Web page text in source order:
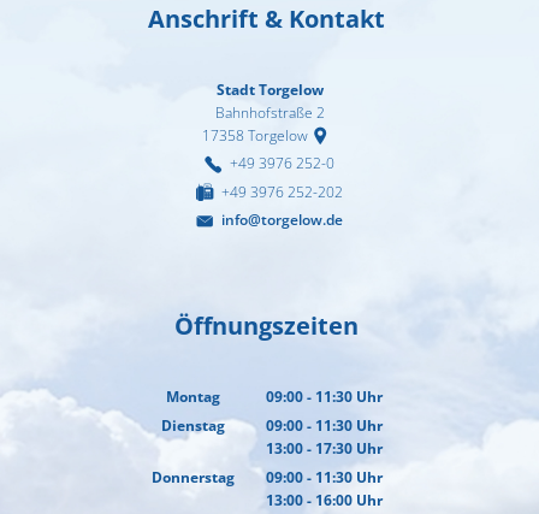
Anschrift & Kontakt
Stadt Torgelow
Bahnhofstraße 2
17358 Torgelow
+49 3976 252-0
+49 3976 252-202
info@torgelow.de
Öffnungszeiten
Montag 09:00- 11:30Uhr
Von 09:00 bis 11:30 Uhr
Dienstag 09:00- 11:30Uhr
Von 09:00 bis 11:30 Uhr
13:00- 17:30Uhr
Von 13:00 bis 17:30 Uhr
Donnerstag 09:00- 11:30Uhr
Von 09:00 bis 11:30 Uhr
13:00- 16:00Uhr